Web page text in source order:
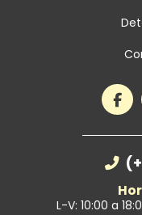
L-V: 10:00 a